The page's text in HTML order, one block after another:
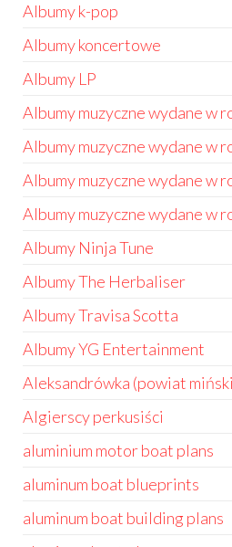
Albumy k-pop
Albumy koncertowe
Albumy LP
Albumy muzyczne wydane w
Albumy muzyczne wydane w
Albumy muzyczne wydane w
Albumy muzyczne wydane w
Albumy Ninja Tune
Albumy The Herbaliser
Albumy Travisa Scotta
Albumy YG Entertainment
Aleksandrówka (powiat
Algierscy perkusiści
aluminium motor boat plans
aluminum boat blueprints
aluminum boat building plans